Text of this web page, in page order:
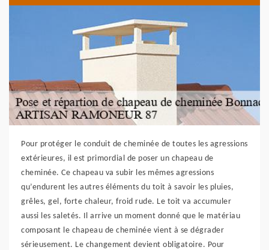
Pour protéger le conduit de cheminée de toutes les agressions
extérieures, il est primordial de poser un chapeau de
cheminée. Ce chapeau va subir les mêmes agressions
qu’endurent les autres éléments du toit à savoir les pluies,
grêles, gel, forte chaleur, froid rude. Le toit va accumuler
aussi les saletés. Il arrive un moment donné que le matériau
composant le chapeau de cheminée vient à se dégrader
sérieusement. Le changement devient obligatoire. Pour